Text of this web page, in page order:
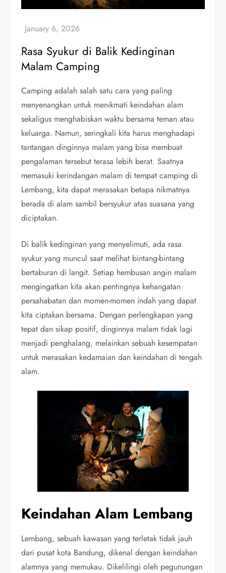
Rasa Syukur di Balik Kedinginan
Malam Camping
Camping adalah salah satu cara yang paling
menyenangkan untuk menikmati keindahan alam
sekaligus menghabiskan waktu bersama teman atau
keluarga. Namun, seringkali kita harus menghadapi
tantangan dinginnya malam yang bisa membuat
pengalaman tersebut terasa lebih berat. Saatnya
memasuki kerindangan malam di tempat camping di
Lembang, kita dapat merasakan betapa nikmatnya
berada di alam sambil bersyukur atas suasana yang
diciptakan.
Di balik kedinginan yang menyelimuti, ada rasa
syukur yang muncul saat melihat bintang-bintang
bertaburan di langit. Setiap hembusan angin malam
mengingatkan kita akan pentingnya kehangatan
persahabatan dan momen-momen indah yang dapat
kita ciptakan bersama. Dengan perlengkapan yang
tepat dan sikap positif, dinginnya malam tidak lagi
menjadi penghalang, melainkan sebuah kesempatan
untuk merasakan kedamaian dan keindahan di tengah
alam.
Keindahan Alam Lembang
Lembang, sebuah kawasan yang terletak tidak jauh
dari pusat kota Bandung, dikenal dengan keindahan
alamnya yang memukau. Dikelilingi oleh pegunungan